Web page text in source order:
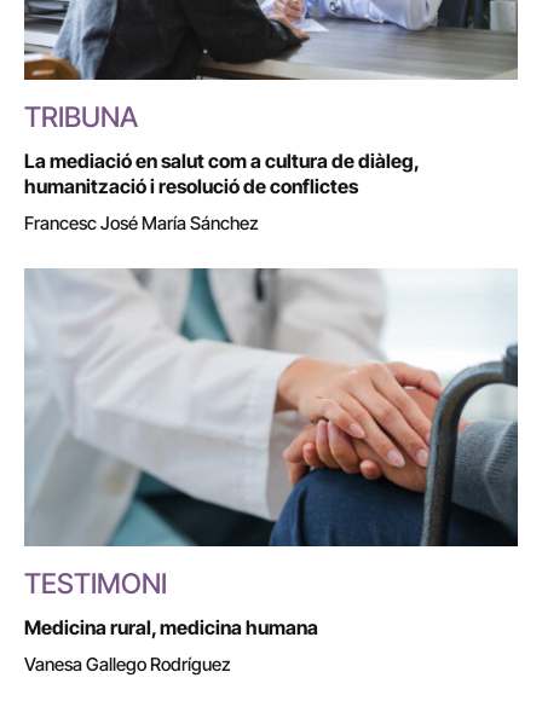
TRIBUNA
La mediació en salut com a cultura de diàleg,
humanització i resolució de conflictes
Francesc José María Sánchez
TESTIMONI
Medicina rural, medicina humana
Vanesa Gallego Rodríguez